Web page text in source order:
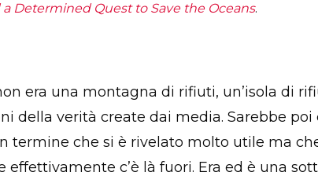
a Determined Quest to Save the Oceans.
era una montagna di rifiuti, un’isola di
della verità create dai media. Sarebbe
termine che si è rivelato molto utile ma
c’è là fuori. Era ed è una